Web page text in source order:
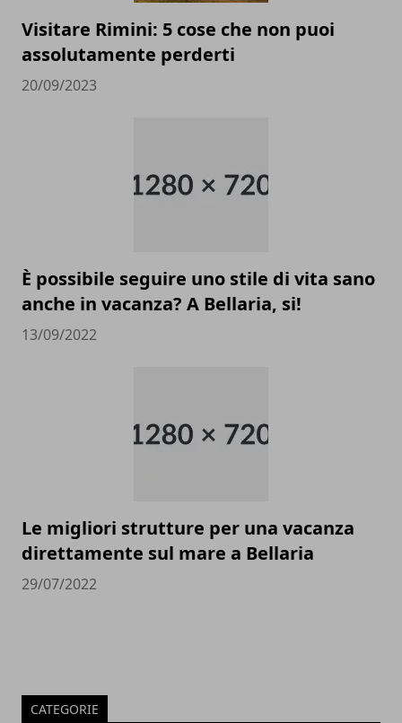
Visitare Rimini: 5 cose che non puoi
assolutamente perderti
20/09/2023
È possibile seguire uno stile di vita sano
anche in vacanza? A Bellaria, si!
13/09/2022
Le migliori strutture per una vacanza
direttamente sul mare a Bellaria
29/07/2022
CATEGORIE